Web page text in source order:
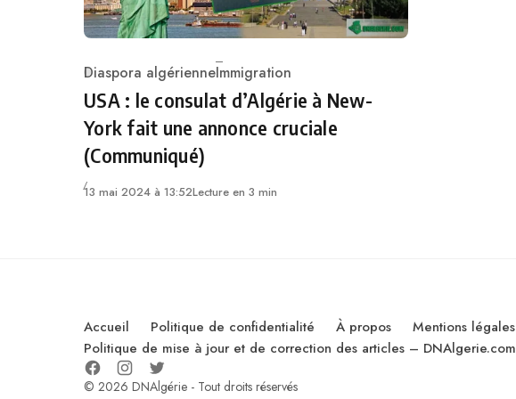
Category
Diaspora algérienneImmigration
USA : le consulat d’Algérie à New-
York fait une annonce cruciale
(Communiqué)
13 mai 2024 à 13:52Lecture en 3 min
Accueil Politique de confidentialité À propos Mentions légales
Politique de mise à jour et de correction des articles – DNAlgerie.com
© 2026 DNAlgérie - Tout droits réservés